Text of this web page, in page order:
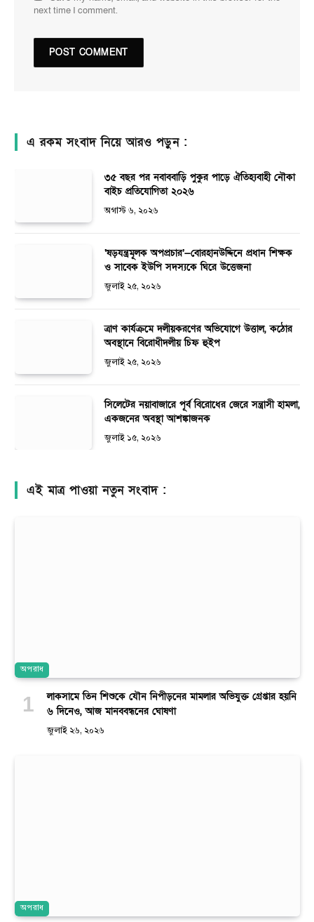
next time I comment.
এ রকম সংবাদ নিয়ে আরও পড়ুন :
৩৫ বছর পর নবাববাড়ি পুকুর পাড়ে ঐতিহ্যবাহী নৌকা
বাইচ প্রতিযোগিতা ২০২৬
অগাস্ট ৬, ২০২৬
‘ষড়যন্ত্রমূলক অপপ্রচার’—বোরহানউদ্দিনে প্রধান শিক্ষক
ও সাবেক ইউপি সদস্যকে ঘিরে উত্তেজনা
জুলাই ২৫, ২০২৬
ত্রাণ কার্যক্রমে দলীয়করণের অভিযোগে উত্তাল, কঠোর
অবস্থানে বিরোধীদলীয় চিফ হুইপ
জুলাই ২৫, ২০২৬
সিলেটের নয়াবাজারে পূর্ব বিরোধের জেরে সন্ত্রাসী হামলা,
একজনের অবস্থা আশঙ্কাজনক
জুলাই ১৫, ২০২৬
এই মাত্র পাওয়া নতুন সংবাদ :
অপরাধ
লাকসামে তিন শিশুকে যৌন নিপীড়নের মামলার অভিযুক্ত গ্রেপ্তার হয়নি
৬ দিনেও, আজ মানববন্ধনের ঘোষণা
জুলাই ২৬, ২০২৬
অপরাধ